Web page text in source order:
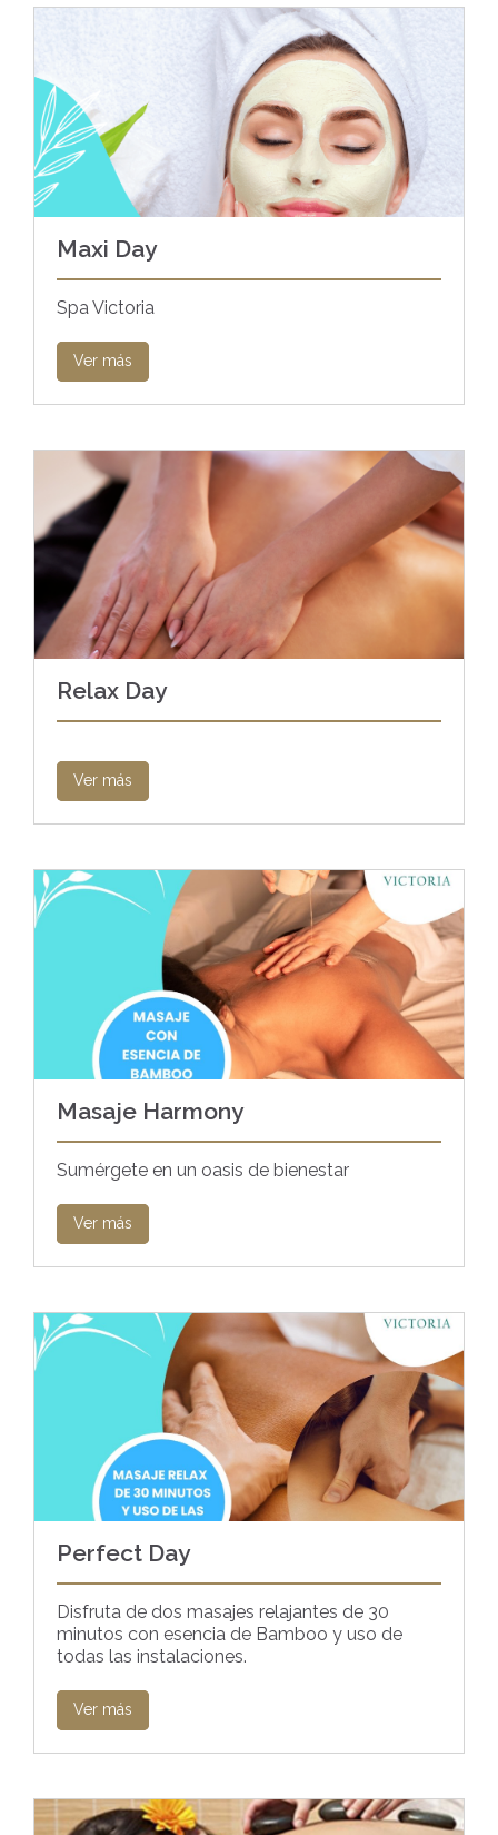
Maxi Day
Spa Victoria
Ver más
Relax Day
Ver más
Masaje Harmony
Sumérgete en un oasis de bienestar
Ver más
Perfect Day
Disfruta de dos masajes relajantes de 30
minutos con esencia de Bamboo y uso de
todas las instalaciones.
Ver más